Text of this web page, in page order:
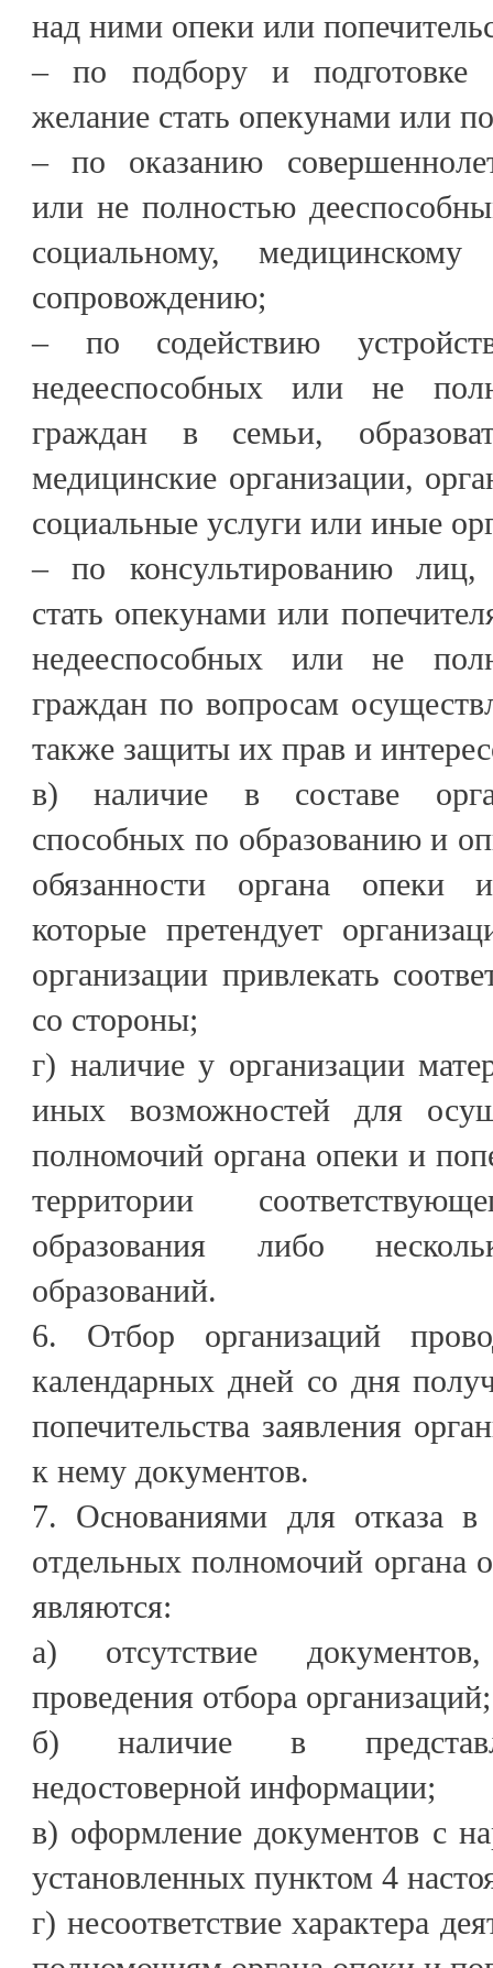
над ними опеки или
– по подбору и подготовке
желание стать опекунами или
– по оказанию
или не полностью
социальному,
сопровождению;
– по содействию
недееспособных или не
граждан в семьи,
медицинские организации,
социальные услуги или иные
– по консультированию
стать опекунами или
недееспособных или не
граждан по вопросам
также защиты их прав и
в) наличие в составе
способных по образованию и
обязанности органа опеки
которые претендует
организации привлекать
со стороны;
г) наличие у организации
иных возможностей для
полномочий органа опеки и
территории
образования либо
образований.
6. Отбор организаций
календарных дней со дня
попечительства заявления
к нему документов.
7. Основаниями для отказа в
отдельных полномочий органа
являются:
а) отсутствие
проведения отбора организаций;
б) наличие в
недостоверной информации;
в) оформление документов с
установленных пунктом 4
г) несоответствие характера